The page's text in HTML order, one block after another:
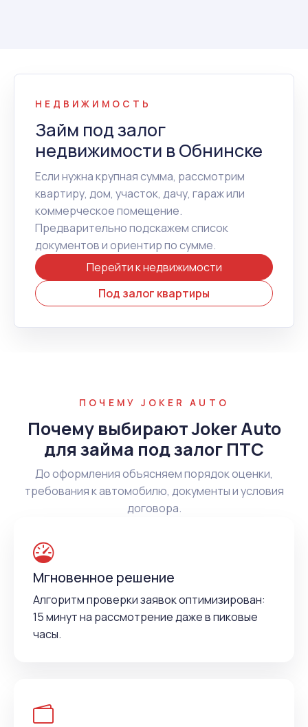
НЕДВИЖИМОСТЬ
Займ под залог
недвижимости в Обнинске
Если нужна крупная сумма, рассмотрим
квартиру, дом, участок, дачу, гараж или
коммерческое помещение.
Предварительно подскажем список
документов и ориентир по сумме.
Перейти к недвижимости
Под залог квартиры
ПОЧЕМУ JOKER AUTO
Почему выбирают Joker Auto
для займа под залог ПТС
До оформления объясняем порядок оценки,
требования к автомобилю, документы и условия
договора.
Мгновенное решение
Алгоритм проверки заявок оптимизирован:
15 минут на рассмотрение даже в пиковые
часы.